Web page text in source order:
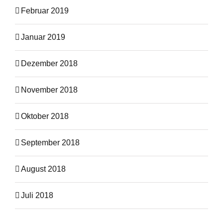
Februar 2019
Januar 2019
Dezember 2018
November 2018
Oktober 2018
September 2018
August 2018
Juli 2018